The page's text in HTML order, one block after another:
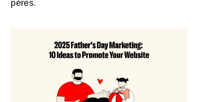
pères.